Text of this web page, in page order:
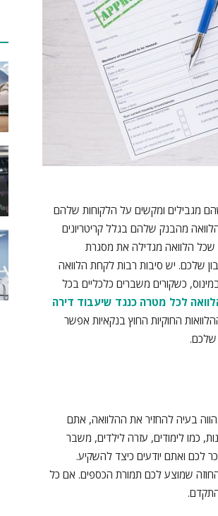
מגבילים ומקשים על הלקוחות שלהם
מהבנק שלהם בגלל קריטריונים
שכל הלוואה מגדילה את מסגרת
שלכם. יש סיבות רבות לקחת הלוואה
כשקורים משברים כלכליים בכל
לכל מטרה כנגד שיעבוד דירה
החוקיות החוץ בנקאיות אפשר
שלכם.
בעיה להחזיר את ההלוואה, אתם
כמו לימודים, עזרה לילדים, משבר
לכם ואתם יודעים כיצד להשקיע.
שמוצע לכם תמורת הכספים. אם כל